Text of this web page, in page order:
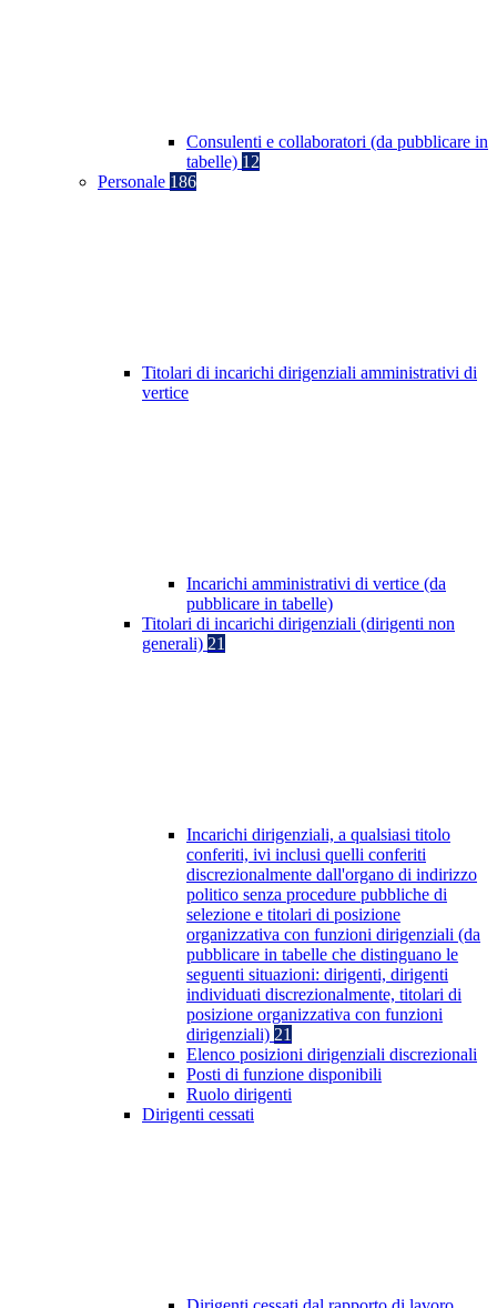
Consulenti e collaboratori (da pubblicare in
tabelle) 12
Personale 186
Titolari di incarichi dirigenziali amministrativi di
vertice
Incarichi amministrativi di vertice (da
pubblicare in tabelle)
Titolari di incarichi dirigenziali (dirigenti non
generali) 21
Incarichi dirigenziali, a qualsiasi titolo
conferiti, ivi inclusi quelli conferiti
discrezionalmente dall'organo di indirizzo
politico senza procedure pubbliche di
selezione e titolari di posizione
organizzativa con funzioni dirigenziali (da
pubblicare in tabelle che distinguano le
seguenti situazioni: dirigenti, dirigenti
individuati discrezionalmente, titolari di
posizione organizzativa con funzioni
dirigenziali) 21
Elenco posizioni dirigenziali discrezionali
Posti di funzione disponibili
Ruolo dirigenti
Dirigenti cessati